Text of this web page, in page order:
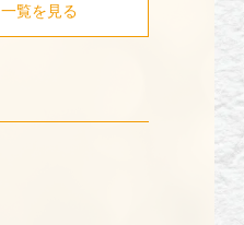
一覧を見る